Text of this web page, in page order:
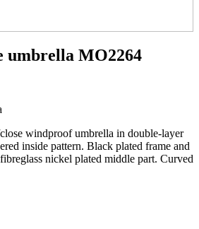
umbrella MO2264
windproof umbrella in double-layer
inside pattern. Black plated frame and
nickel plated middle part. Curved